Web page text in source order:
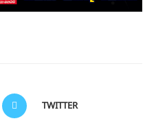
TWITTER